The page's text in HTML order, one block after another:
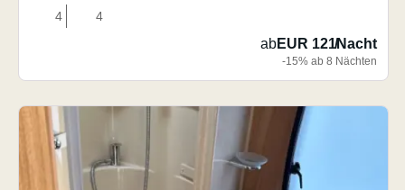
4 4
abEUR 121/Nacht
-15% ab 8 Nächten